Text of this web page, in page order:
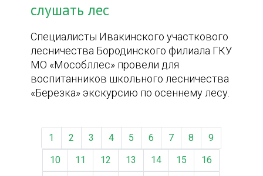
слушать лес
Специалисты Ивакинского участкового
лесничества Бородинского филиала ГКУ
МО «Мособллес» провели для
воспитанников школьного лесничества
«Березка» экскурсию по осеннему лесу.
1 2 3 4 5 6 7 8
9
10
11 12 13 14 15
16